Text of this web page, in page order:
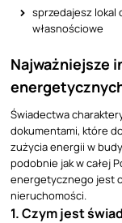
sprzedajesz lokal
własnościowe
Najważniejsze
Świadectwa
dokumentami, które
zużycia energii w
podobnie jak w całej
energetycznego jest
nieruchomości.
1. Czym jest